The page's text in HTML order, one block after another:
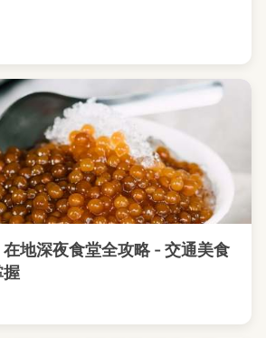
地深夜食堂全攻略 - 交通美食
握